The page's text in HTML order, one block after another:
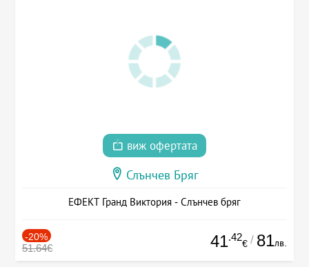
виж офертата
Слънчев Бряг
ЕФЕКТ Гранд Виктория - Слънчев бряг
-20%
51.64€ 41.42
€ / 81лв.